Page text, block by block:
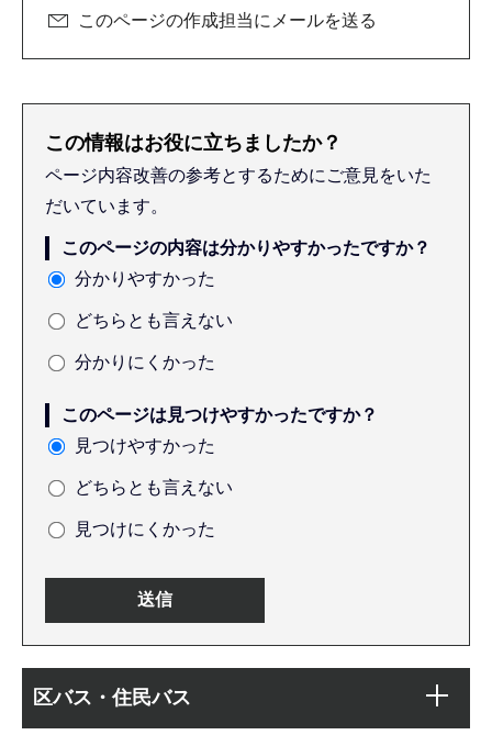
このページの作成担当にメールを送る
この情報はお役に立ちましたか？
ページ内容改善の参考とするためにご意見をいた
だいています。
このページの内容は分かりやすかったですか？
分かりやすかった
どちらとも言えない
分かりにくかった
このページは見つけやすかったですか？
見つけやすかった
どちらとも言えない
見つけにくかった
文区バス・住民バス